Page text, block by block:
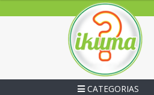
CATEGORIAS